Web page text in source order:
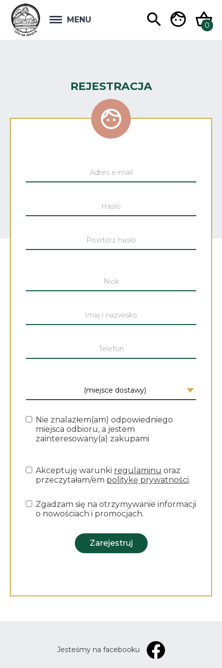
MENU
REJESTRACJA
Nie znalazłem(am) odpowiedniego
miejsca odbioru, a jestem
zainteresowany(a) zakupami
Akceptuję warunki regulaminu oraz
przeczytałam/em politykę prywatności.
Zgadzam się na otrzymywanie informacji
o nowościach i promocjach.
Zarejestruj
Jesteśmy na facebooku